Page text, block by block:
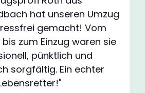
hat unseren Umzug
gemacht! Vom
zum Einzug waren sie
pünktlich und
sorgfältig. Ein echter